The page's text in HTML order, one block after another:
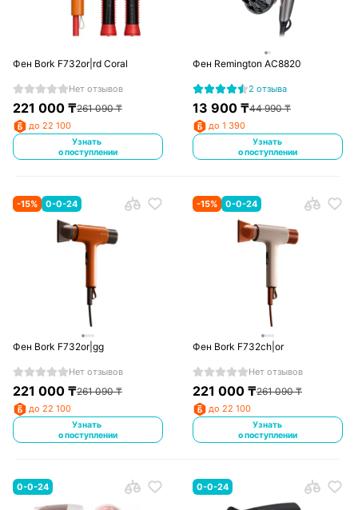
Фен Bork F732or|rd Coral
Нет отзывов
221 000₸261 090₸
до 22 100
Узнать
о поступлении
Фен Remington AC8820
2 отзыва
13 900 ₸44 990₸
до 1 390
Узнать
о поступлении
-15% 0-0-24
Фен Bork F732or|gg
Нет отзывов
221 000₸261 090₸
до 22 100
Узнать
о поступлении
-15% 0-0-24
Фен Bork F732ch|or
Нет отзывов
221 000 ₸261 090₸
до 22 100
Узнать
о поступлении
0-0-24 0-0-24